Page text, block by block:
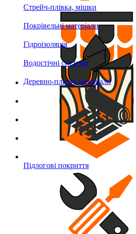
Стрейч-плівка, мішки
Покрівельні матеріали
Гідроізоляція
Водостічні системи
Деревно-плитні матеріали
Підлогові покриття